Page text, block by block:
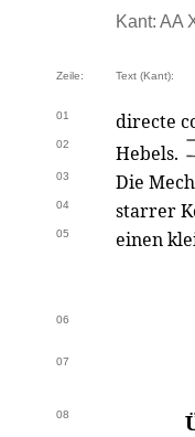
Kant: AA
Zeile: Text (Kant):
01 directe
02 Hebels.
03 Die
04 starrer
05 einen
06
07
08